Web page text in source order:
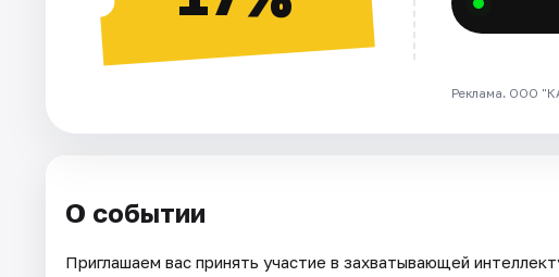
Реклама. ООО
О событии
Приглашаем вас принять участие в захватывающей